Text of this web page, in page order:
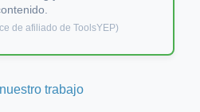
de afiliado de ToolsYEP)
trabajo